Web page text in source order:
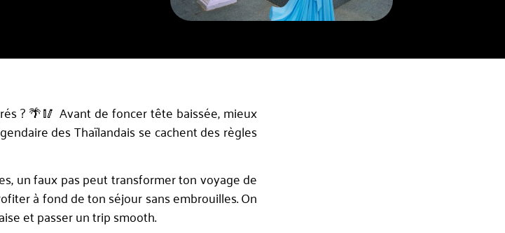
? 🌴🥢 Avant de foncer tête baissée, mieux
des Thaïlandais se cachent des règles
un faux pas peut transformer ton voyage de
à fond de ton séjour sans embrouilles. On
et passer un trip smooth.